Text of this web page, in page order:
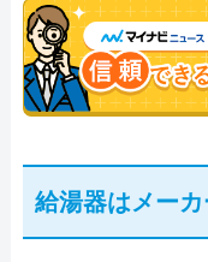
給湯器はメー